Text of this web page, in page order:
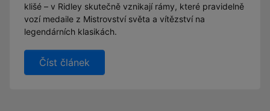
klišé – v Ridley skutečně vznikají rámy, které pravidelně
vozí medaile z Mistrovství světa a vítězství na
legendárních klasikách.
Číst článek